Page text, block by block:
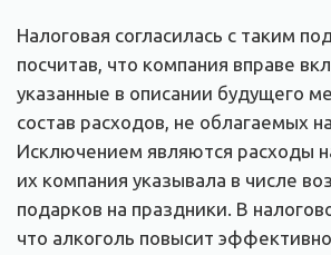
Налоговая согласилась с таким
посчитав, что компания вправе
указанные в описании будущего
состав расходов, не облагаемых
Исключением являются расходы
их компания указывала в числе
подарков на праздники. В
что алкоголь повысит